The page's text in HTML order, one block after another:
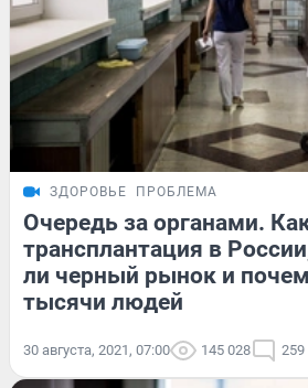
ЗДОРОВЬЕ ПРОБЛЕМА
Очередь за органами.
трансплантация в
ли черный рынок и
тысячи людей
30 августа, 2021, 07:00 145 028 259